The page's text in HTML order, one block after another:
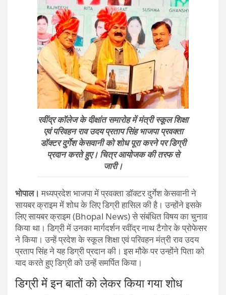
रवींद्र कॉलेज के दीक्षांत समारोह में मंत्री स्कूल शिक्षा
एवं परिवहन राव उदय प्रताप सिंह भाजपा प्रवक्ता
डॉक्टर दुर्गेश केसवानी को शोध पूरा करने पर डिग्री
प्रदान करते हुए। चित्र आयोजक की तरफ से
जारी।
भोपाल। मध्यप्रदेश भाजपा में प्रवक्ता डॉक्टर दुर्गेश केसवानी ने
सायबर क्राइम में शोध के लिए डिग्री हासिल की है। उन्होंने इसके
लिए सायबर क्राइम (Bhopal News) से संबंधित विषय का चुनाव
किया था। डिग्री में उनका मार्गदर्शन रवींद्र नाथ टैगोर के प्रोफेसर
ने किया। उन्हें प्रदेश के स्कूल शिक्षा एवं परिवहन मंत्री राव उदय
प्रताप सिंह ने यह डिग्री प्रदान की। इस मौके पर उन्होंने पिता को
याद करते हुए डिग्री को उन्हें समर्पित किया।
डिग्री में इन बातों को लेकर किया गया शोध